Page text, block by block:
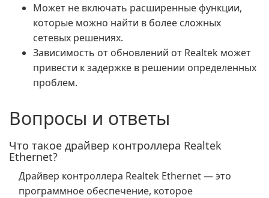
Может не включать расширенные функции,
которые можно найти в более сложных
сетевых решениях.
Зависимость от обновлений от Realtek может
привести к задержке в решении определенных
проблем.
Вопросы и ответы
Что такое драйвер контроллера Realtek
Ethernet?
Драйвер контроллера Realtek Ethernet — это
программное обеспечение, которое